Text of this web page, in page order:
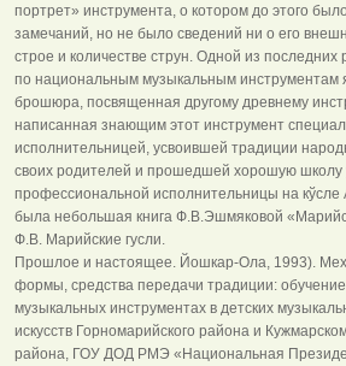
портрет» инструмента, о котором до этого
замечаний, но не было сведений ни о его
строе и количестве струн. Одной из последних
по национальным музыкальным инструментам
брошюра, посвященная другому древнему
написанная знающим этот инструмент
исполнительницей, усвоившей традиции
своих родителей и прошедшей хорошую школу
профессиональной исполнительницы на
была небольшая книга Ф.В.Эшмяковой
Ф.В. Марийские гусли.
Прошлое и настоящее. Йошкар-Ола, 1993).
формы, средства передачи традиции:
музыкальных инструментах в детских
искусств Горномарийского района и
района, ГОУ ДОД РМЭ «Национальная